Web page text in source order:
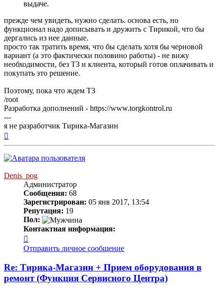
выдаче.
прежде чем увидеть, нужно сделать. основа есть, но
функционал надо дописывать и дружить с Тирикой, что бы
дергались из нее данные.
просто так тратить время, что бы сделать хотя бы черновой
вариант (а это фактически половино работы) - не вижу
необходимости, без ТЗ и клиента, который готов оплачивать и
покупать это решение.
Поэтому, пока что ждем ТЗ
/root
Разработка дополнений - https://www.torgkontrol.ru
---
я не разработчик Тирика-Магазин
Denis_pog
Администратор
Сообщения: 68
Зарегистрирован: 05 янв 2017, 13:54
Репутация: 19
Пол:
Контактная информация:
информация
пользователя
Denis_pog
Отправить личное сообщение
Re: Тирика-Магазин + Прием оборудования в
ремонт (Функция Сервисного Центра)